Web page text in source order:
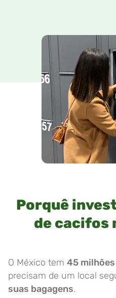
Porquê
de cacifos
O México tem 45
precisam de um local
suas bagagens.